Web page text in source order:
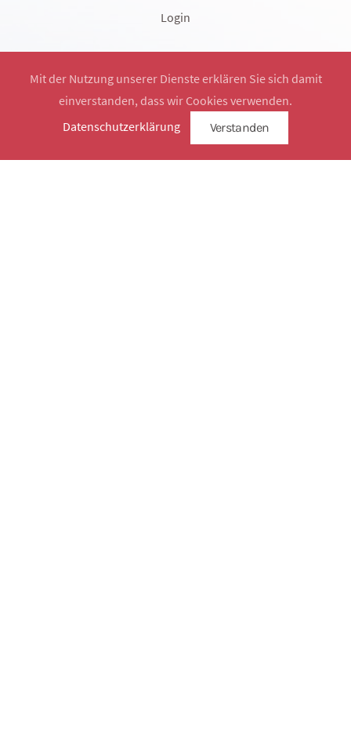
Login
Mit der Nutzung unserer Dienste erklären Sie sich damit
einverstanden, dass wir Cookies verwenden.
Datenschutzerklärung
Verstanden